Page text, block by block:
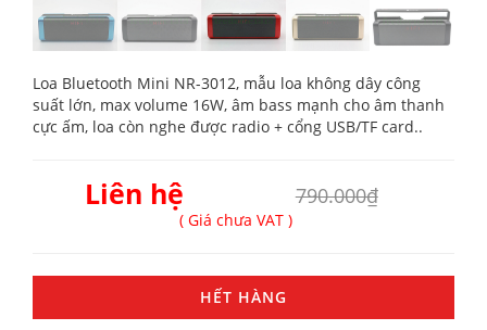
Loa Bluetooth Mini NR-3012, mẫu loa không dây công
suất lớn, max volume 16W, âm bass mạnh cho âm thanh
cực ấm, loa còn nghe được radio + cổng USB/TF card..
Liên hệ 790.000₫
( Giá chưa VAT )
HẾT HÀNG